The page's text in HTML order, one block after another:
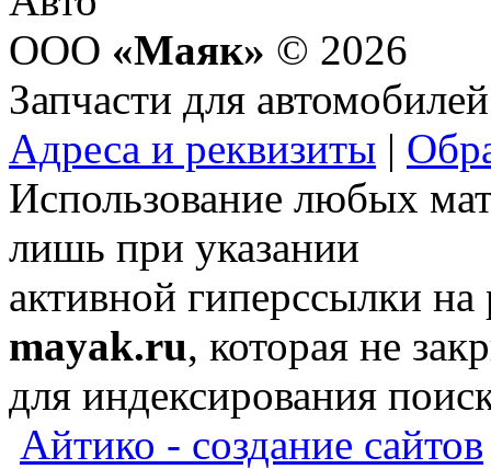
ООО «Маяк» © 2026
Запчасти для автомобилей
Адреса и реквизиты |
Использование любых
лишь при указании
активной гиперссылки
mayak.ru, которая не
для индексирования
Айтико - создание сайтов